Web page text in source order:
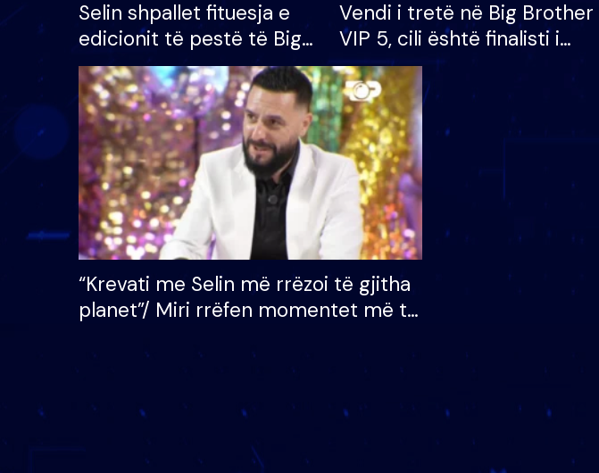
Selin shpallet fituesja e
edicionit të pestë të Big
Brother VIP, rrëmben
çmimin e madh prej 100
mijë eurosh
Vendi i tretë në Big Brother
VIP 5, cili është finalisti i
radhës që lë shtëpinë
“Krevati me Selin më rrëzoi të gjitha
planet”/ Miri rrëfen momentet më të
mungojë zilja e mëngjesit kur…